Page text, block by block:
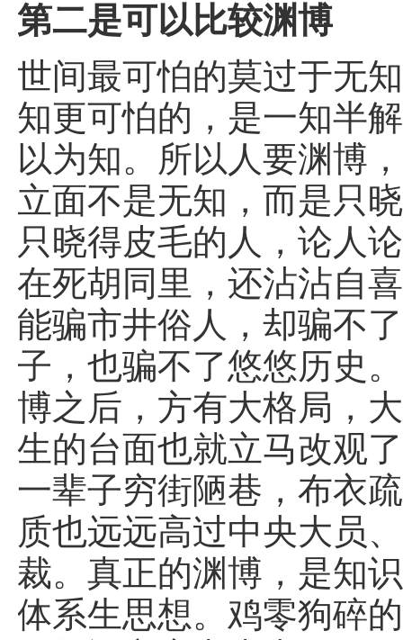
第二是可以比较渊博
世间最可怕的莫过于无
知更可怕的，是一知半
以为知。所以人要渊博
立面不是无知，而是只
只晓得皮毛的人，论人
在死胡同里，还沾沾自
能骗市井俗人，却骗不
子，也骗不了悠悠历史
博之后，方有大格局，
生的台面也就立马改观
一辈子穷街陋巷，布衣
质也远远高过中央大员
裁。真正的渊博，是知
体系生思想。鸡零狗碎